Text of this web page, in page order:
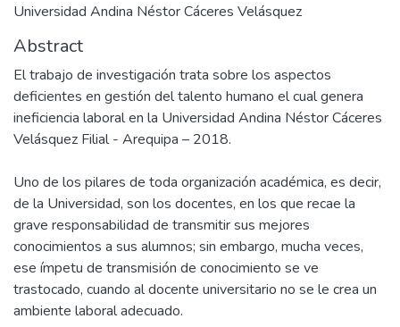
Universidad Andina Néstor Cáceres Velásquez
Abstract
El trabajo de investigación trata sobre los aspectos
deficientes en gestión del talento humano el cual genera
ineficiencia laboral en la Universidad Andina Néstor Cáceres
Velásquez Filial - Arequipa – 2018.
Uno de los pilares de toda organización académica, es decir,
de la Universidad, son los docentes, en los que recae la
grave responsabilidad de transmitir sus mejores
conocimientos a sus alumnos; sin embargo, mucha veces,
ese ímpetu de transmisión de conocimiento se ve
trastocado, cuando al docente universitario no se le crea un
ambiente laboral adecuado.